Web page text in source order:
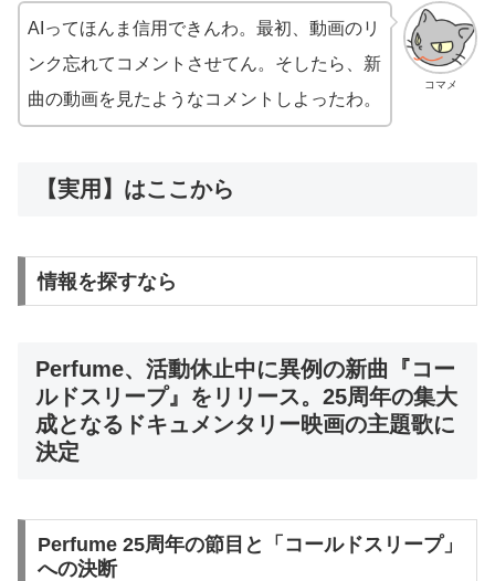
コマメ
AIってほんま信用できんわ。最初、動画のリ
ンク忘れてコメントさせてん。そしたら、新
曲の動画を見たようなコメントしよったわ。
【実用】はここから
情報を探すなら
Perfume、活動休止中に異例の新曲『コー
ルドスリープ』をリリース。25周年の集大
成となるドキュメンタリー映画の主題歌に
決定
Perfume 25周年の節目と「コールドスリープ」
への決断